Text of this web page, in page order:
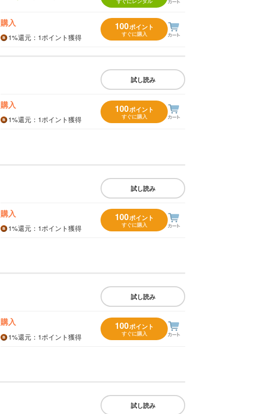
購入
1%還元 ：1ポイント獲得
100ポイント
すぐに購入
試し読み
購入
1%還元 ：1ポイント獲得
100ポイント
すぐに購入
試し読み
購入
1%還元 ：1ポイント獲得
100ポイント
すぐに購入
試し読み
購入
1%還元 ：1ポイント獲得
100ポイント
すぐに購入
試し読み